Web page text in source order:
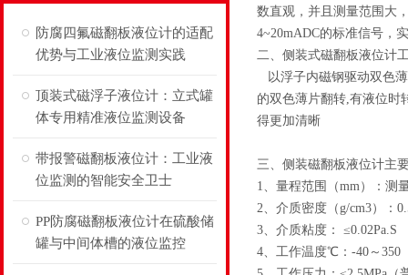
防腐四氟磁翻板液位计的适配
优势与工业液位监测实践
顶装式磁浮子液位计：立式罐
体专用精准液位监测设备
带报警磁翻板液位计：工业液
位监测的智能安全卫士
PP防腐磁翻板液位计在硫酸储
罐与中间体槽的液位监控
数直观，并且测量范围大
4~20mADC的标准信号，
二、侧装式磁翻板液位计
以浮子内磁钢驱动双色
的双色薄片翻转,有液位时
得更加清晰
三、侧装磁翻板液位计主
1、量程范围（mm）：测
2、介质密度（g/cm3）：
3、介质粘度： ≤0.02Pa.S
4、工作温度℃：-40～350